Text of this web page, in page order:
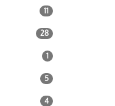
11
28
1
5
4